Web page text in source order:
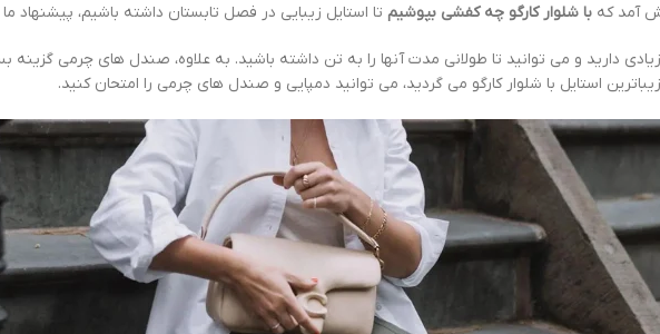
آمد که با شلوار کارگو چه کفشی بپوشیم تا استایل زیبایی در فصل تابستان داشته باشیم،
دارید و می توانید تا طولانی مدت آنها را به تن داشته باشید. به علاوه، صندل های چرمی
استایل با شلوار کارگو می گردید، می توانید دمپایی و صندل های چرمی را امتحان کنید.